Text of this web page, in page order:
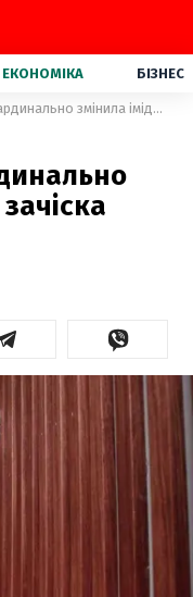
ЕКОНОМІКА БІЗНЕС
Олена Мозгова кардинально змінила імідж: нова зачіска продюсерки